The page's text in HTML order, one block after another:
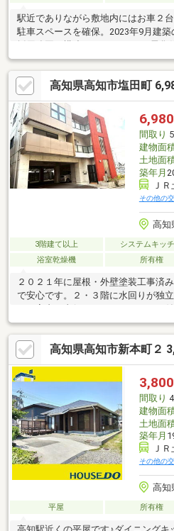
駅近でありながら敷地内にはお車２
駐車スペースを確保。2023年9月建築
ゆとりある２階建てで暮らしの動線
ます。北側は幅員約6.4ｍの公道に接
落ち着いて行えます。
高知県高知市塩田町
6,980
間取り
建物面
土地面
築年月
Ｊ
その他の
高知
3階建て以上 システムキッ
浴室乾燥機
所有権
２０２１年に屋根・外壁塗装工事済
で安心です。２・３階に水回りが独
から室内へ直行できるエレベーター
２階防音室や、４階の屋根裏部屋・
るこだわりの空間が広がっています。
高知県高知市新本町２
3,800
間取り
建物面
土地面
築年月
Ｊ
その他の
高知
平屋 所有権